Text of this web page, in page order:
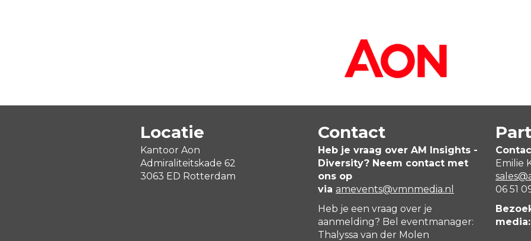
Locatie
Kantoor Aon
Admiraliteitskade 62
3063 ED Rotterdam
Contact
Heb je vraag over AM Insights -
Diversity? Neem contact met
ons op
via amevents@vmnmedia.nl
Heb je een vraag over je
aanmelding? Bel eventmanager:
Thalyssa van der Molen
Emilie
06 51
media: